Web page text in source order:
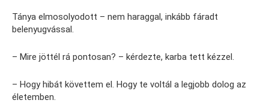
Tánya elmosolyodott – nem haraggal, inkább fáradt
belenyugvással.
– Mire jöttél rá pontosan? – kérdezte, karba tett kézzel.
– Hogy hibát követtem el. Hogy te voltál a legjobb dolog az
életemben.